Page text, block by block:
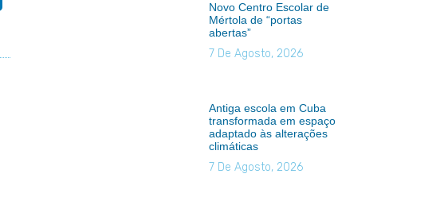
Novo Centro Escolar de
Mértola de “portas
abertas”
7 De Agosto, 2026
Antiga escola em Cuba
transformada em espaço
adaptado às alterações
climáticas
7 De Agosto, 2026